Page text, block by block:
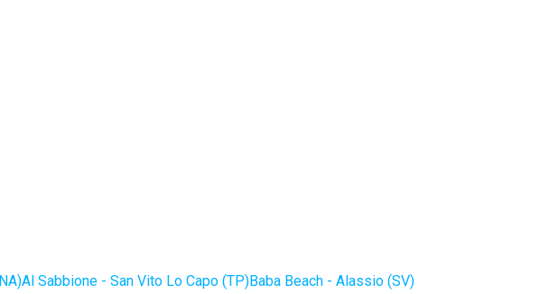
Al Sabbione - San Vito Lo Capo (TP)Baba Beach - Alassio (SV)